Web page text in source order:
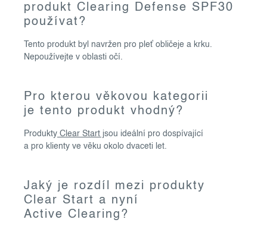
produkt Clearing Defense SPF30
používat?
Tento produkt byl navržen pro pleť obličeje a krku.
Nepoužívejte v oblasti očí.
Pro kterou věkovou kategorii
je tento produkt vhodný?
Produkty Clear Start jsou ideální pro dospívající
a pro klienty ve věku okolo dvaceti let.
Jaký je rozdíl mezi produkty
Clear Start a nyní
Active Clearing?